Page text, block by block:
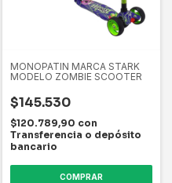
MONOPATIN MARCA STARK
MODELO ZOMBIE SCOOTER
$145.530
$120.789,90 con
Transferencia o depósito
bancario
COMPRAR